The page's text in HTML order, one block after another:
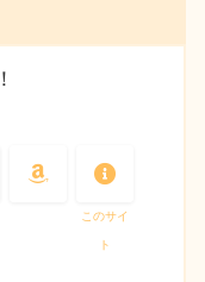
このサイ
ト